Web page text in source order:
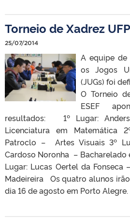
Torneio de Xadrez
25/07/2014
A equipe de
os Jogos
(JUGs) foi
O Torneio
ESEF
resultados: 1º Lugar:
Licenciatura em Matemática
Patroclo – Artes Visuais 3º
Cardoso Noronha – Bacharelado
Lugar: Lucas Oertel da Fonseca
Madeireira Os quatro alunos
dia 16 de agosto em Porto